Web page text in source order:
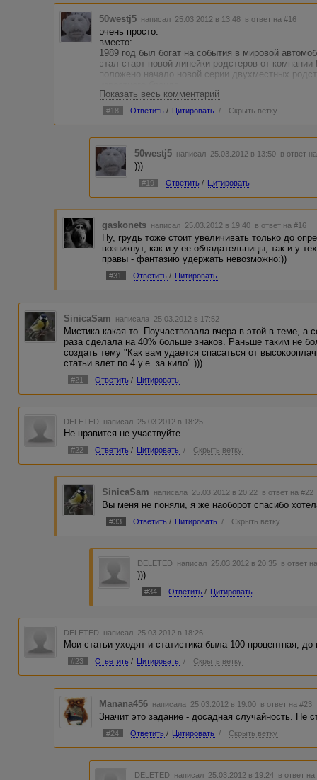
50westj5 написал 25.03.2012 в 13:48 в ответ на #16
очень просто.
вместо:
1989 год был богат на события в мировой
стал старт новой линейки родстеров от
положено начало новой серии двухместных
написать:
1989 год ознаменовался выходом первого
положившего начало новой линейке.
Показать весь комментарий
#18 Ответить / Цитировать / Скрыть ветку
50westj5 написал 25.03.2012 в 13:50 в ответ
)))
#19 Ответить / Цитировать
gaskonets написал 25.03.2012 в 19:40 в ответ на #16
Ну, грудь тоже стоит увеличивать только до
возникнут, как и у ее обладательницы, так и у
правы - фантазию удержать невозможно:))
#31 Ответить / Цитировать
SinicaSam написала 25.03.2012 в 17:52
Мистика какая-то. Поучаствовала вчера в этой в теме, а
раза сделала на 40% больше знаков. Раньше таким не
создать тему "Как вам удается спасаться от
статьи влет по 4 у.е. за кило" )))
#21 Ответить / Цитировать
DELETED написал 25.03.2012 в 18:25
Не нравится не участвуйте.
#22 Ответить / Цитировать / Скрыть ветку
SinicaSam написала 25.03.2012 в 20:22 в ответ на #22
Вы меня не поняли, я же наоборот спасибо
#33 Ответить / Цитировать / Скрыть ветку
DELETED написал 25.03.2012 в 20:35 в ответ
)))
#34 Ответить / Цитировать
DELETED написал 25.03.2012 в 18:26
Мои статьи уходят и статистика была 100 процентная,
#23 Ответить / Цитировать / Скрыть ветку
Manana456 написала 25.03.2012 в 19:00 в ответ на #23
Значит это задание - досадная случайность. Не
#24 Ответить / Цитировать / Скрыть ветку
DELETED написал 25.03.2012 в 19:24 в ответ